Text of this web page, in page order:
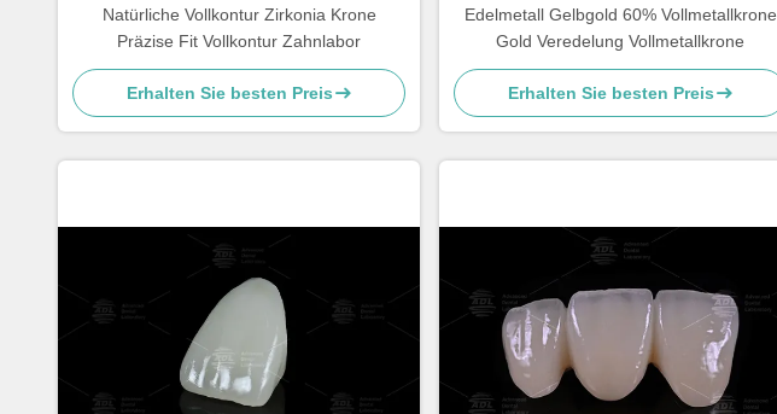
Natürliche Vollkontur Zirkonia Krone
Präzise Fit Vollkontur Zahnlabor
Erhalten Sie besten Preis
Edelmetall Gelbgold 60% Vollmetallkrone
Gold Veredelung Vollmetallkrone
Erhalten Sie besten Preis